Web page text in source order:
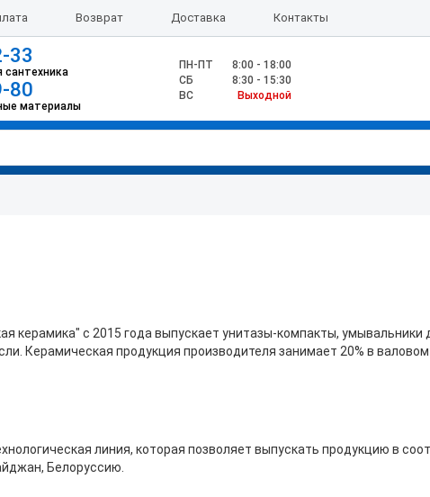
Возврат Доставка Контакты
33
сантехника
80
материалы
ПН-ПТ
8:00 - 18:00
CБ
8:30 - 15:30
ВС
Выходной
керамика" с 2015 года выпускает унитазы-компакты,
Керамическая продукция производителя занимает 20% в
линия, которая позволяет выпускать продукцию в
Белоруссию.